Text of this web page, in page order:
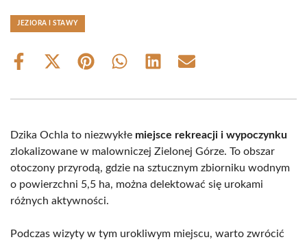
JEZIORA I STAWY
Share
Share
(Twitter)
Share Share Share Share
Dzika Ochla to niezwykłe miejsce rekreacji i wypoczynku
zlokalizowane w malowniczej Zielonej Górze. To obszar
otoczony przyrodą, gdzie na sztucznym zbiorniku wodnym
o powierzchni 5,5 ha, można delektować się urokami
różnych aktywności.
Podczas wizyty w tym urokliwym miejscu, warto zwrócić